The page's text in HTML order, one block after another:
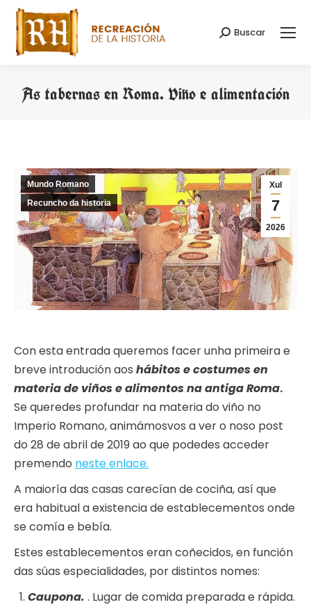
Search:
Buscar
As tabernas en Roma. Viño e alimentación
Xul
7
2026
Mundo Romano
Recuncho da historia
Con esta entrada queremos facer unha primeira e
breve introdución aos hábitos e costumes en
materia de viños e alimentos na antiga Roma.
Se queredes profundar na materia do viño no
Imperio Romano, animámosvos a ver o noso post
do 28 de abril de 2019 ao que podedes acceder
premendo neste enlace.
A maioría das casas carecían de cociña, así que
era habitual a existencia de establecementos onde
se comía e bebía.
Estes establecementos eran coñecidos, en función
das súas especialidades, por distintos nomes:
Caupona. . Lugar de comida preparada e rápida.